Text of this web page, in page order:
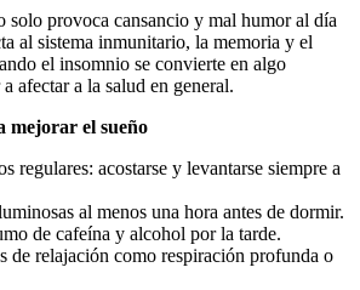
solo provoca cansancio y mal humor al día
al sistema inmunitario, la memoria y el
el insomnio se convierte en algo
afectar a la salud en general.
mejorar el sueño
regulares: acostarse y levantarse siempre a
al menos una hora antes de dormir.
de cafeína y alcohol por la tarde.
de relajación como respiración profunda o